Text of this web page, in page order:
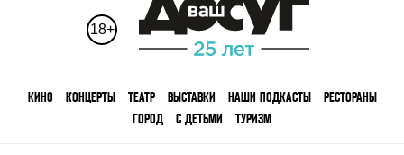
18+
КИНО КОНЦЕРТЫ ТЕАТР ВЫСТАВКИ НАШИ ПОДКАСТЫ
РЕСТОРАНЫ
ГОРОД
С ДЕТЬМИ ТУРИЗМ